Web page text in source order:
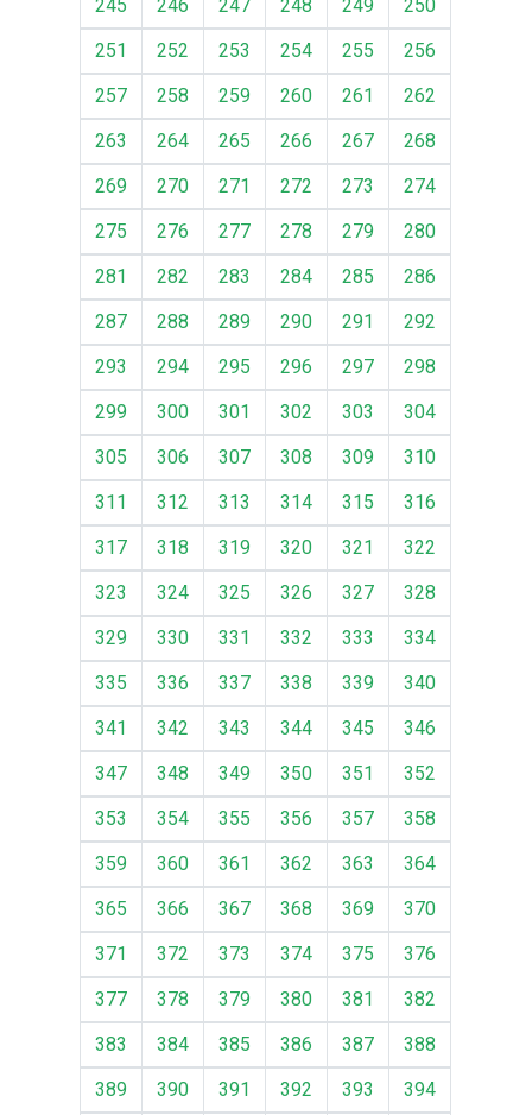
245
246 247 248 249
250
251
252 253 254 255
256
257
258 259 260 261
262
263
264 265 266 267
268
269
270 271 272 273
274
275
276 277 278 279
280
281
282 283 284 285
286
287
288 289 290 291
292
293
294 295 296 297
298
299
300 301 302 303
304
305
306 307 308 309
310
311
312 313 314 315
316
317
318 319 320 321
322
323
324 325 326 327
328
329
330 331 332 333
334
335
336 337 338 339
340
341
342 343 344 345
346
347
348 349 350 351
352
353
354 355 356 357
358
359
360 361 362 363
364
365
366 367 368 369
370
371
372 373 374 375
376
377
378 379 380 381
382
383
384 385 386 387
388
389
390 391 392 393 394